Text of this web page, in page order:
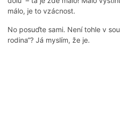
málo, je to vzácnost.
No posuďte sami. Není tohle v
rodina“? Já myslím, že je.